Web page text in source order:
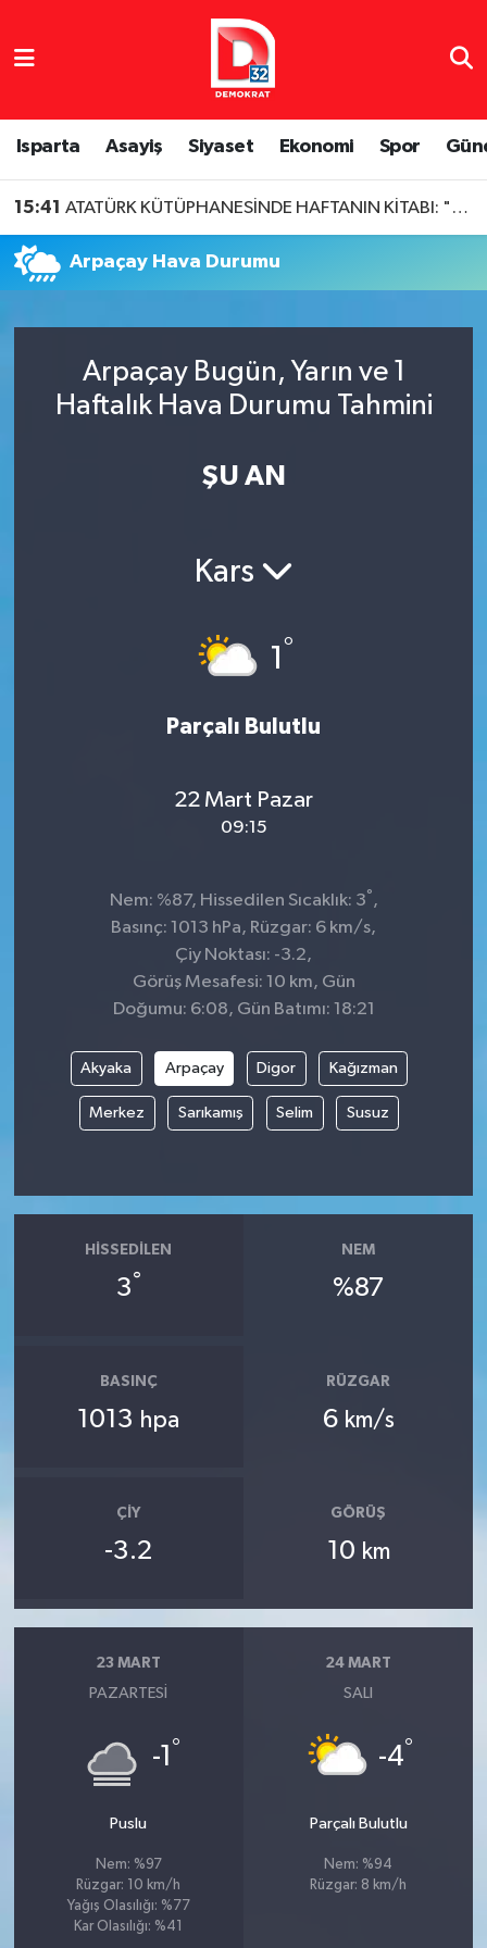
Isparta Asayiş Siyaset Ekonomi Spor
15:41 ATATÜRK KÜTÜPHANESİNDE HAFTANIN KİTABI: "CEMİLE'MİN GEZDİĞİ DAĞLAR MEŞELİ"
Arpaçay Hava Durumu
Arpaçay Bugün, Yarın ve 1
Haftalık Hava Durumu Tahmini
ŞU AN
Kars
1 °
Parçalı Bulutlu
22 Mart Pazar
09:15
Nem: %87, Hissedilen Sıcaklık: 3°,
Basınç: 1013 hPa, Rüzgar: 6 km/s,
Çiy Noktası: -3.2,
Görüş Mesafesi: 10 km, Gün
Doğumu: 6:08, Gün Batımı: 18:21
Akyaka Arpaçay Digor Kağızman
Merkez Sarıkamış Selim Susuz
HISSEDILEN
3°
NEM
%87
BASINÇ
1013 hpa
RÜZGAR
6 km/s
ÇIY
-3.2
GÖRÜŞ
10 km
23 MART
PAZARTESI
-1 °
Puslu
Nem: %97
Rüzgar: 10 km/h
Yağış Olasılığı: %77
Kar Olasılığı: %41
24 MART
SALI
-4°
Parçalı Bulutlu
Nem: %94
Rüzgar: 8 km/h
Isparta Nöbetçi Eczaneler
Isparta Hava Durumu
Isparta Namaz Vakitleri
Tüm Manşetler
Son Dakika Haberleri